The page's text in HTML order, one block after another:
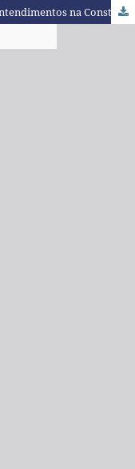
A Música e o Espaço, Possibilidades e Entendimentos na Construção do Saber Geográfico pela Realidade do Aluno – Discutindo a Música “175 Nada Especial”